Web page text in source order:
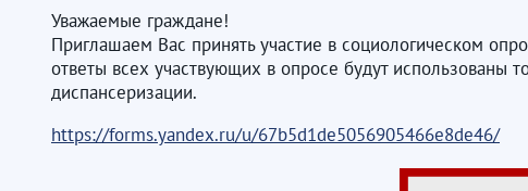
Уважаемые граждане!
Приглашаем Вас принять участие в социологическом
ответы всех участвующих в опросе будут использованы
диспансеризации.
https://forms.yandex.ru/u/67b5d1de5056905466e8de46/